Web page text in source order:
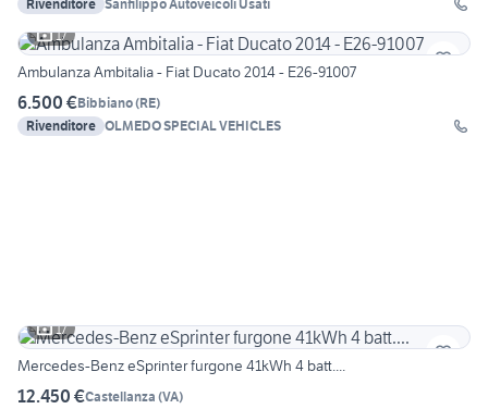
Rivenditore Sanfilippo Autoveicoli Usati
17
Ambulanza Ambitalia - Fiat Ducato 2014 - E26-91007
6.500 €Bibbiano(RE)
Rivenditore OLMEDO SPECIAL VEHICLES
17
Mercedes-Benz eSprinter furgone 41kWh 4 batt....
12.450 €Castellanza (VA)